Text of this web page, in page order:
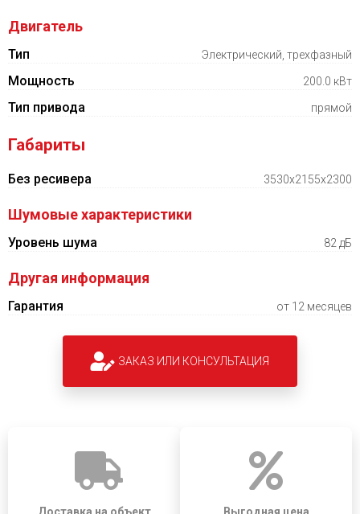
Двигатель
Тип Электрический, трехфазный
Мощность 200.0 кВт
Тип привода прямой
Габариты
Без ресивера 3530х2155х2300
Шумовые характеристики
Уровень шума 82 дБ
Другая информация
Гарантия от 12 месяцев
ЗАКАЗ ИЛИ КОНСУЛЬТАЦИЯ